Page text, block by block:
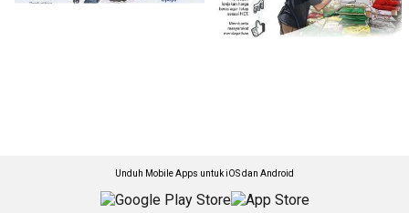
Unduh Mobile Apps untuk iOS dan Android